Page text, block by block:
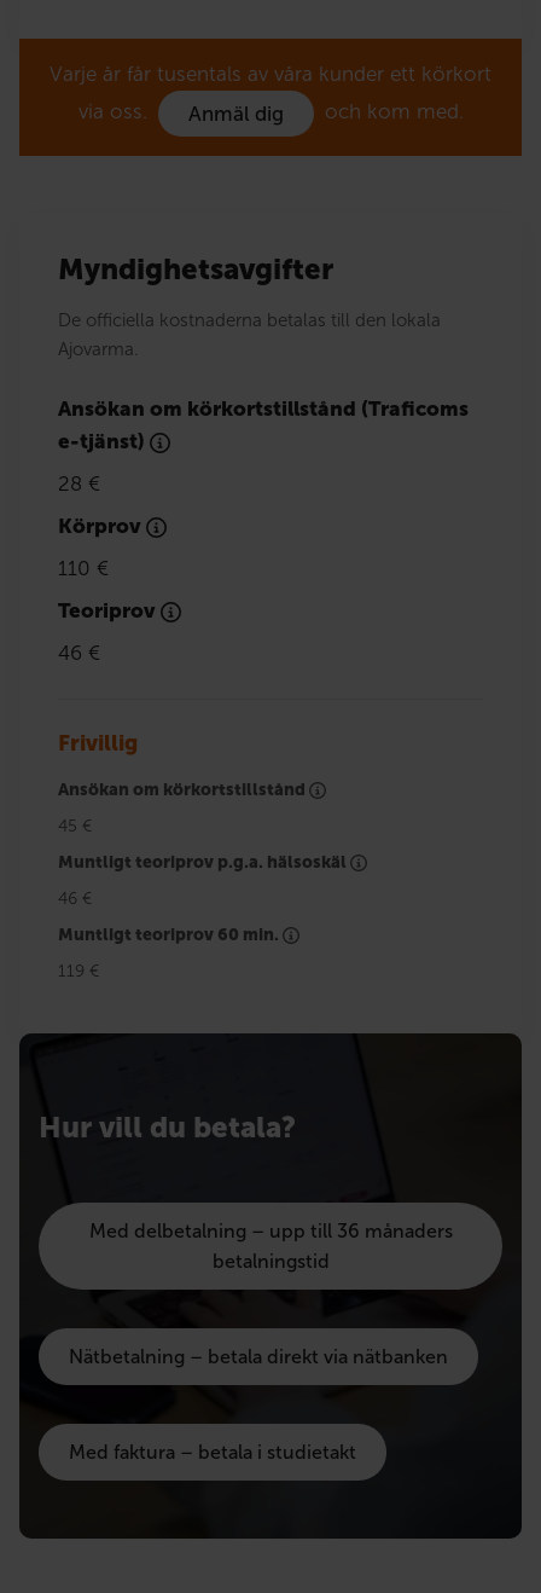
Varje år får tusentals av våra kunder ett körkort
via oss.
Anmäl dig och kom med.
Myndighetsavgifter
De officiella kostnaderna betalas till den lokala
Ajovarma.
Ansökan om körkortstillstånd (Traficoms
e-tjänst)
28 €
Körprov
110 €
Teoriprov
46 €
Frivillig
Ansökan om körkortstillstånd
45 €
Muntligt teoriprov p.g.a. hälsoskäl
46 €
Muntligt teoriprov 60 min.
119 €
Hur vill du betala?
Med delbetalning – upp till 36 månaders
betalningstid
Nätbetalning – betala direkt via nätbanken
Med faktura – betala i studietakt